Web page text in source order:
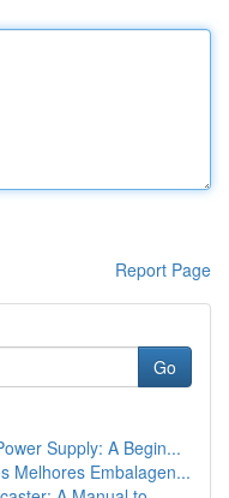
Report Page
Go
Supply: A Begin...
Melhores Embalagen...